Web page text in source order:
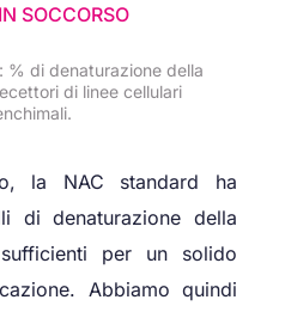
SOCCORSO
% di denaturazione della
di linee cellulari
la NAC standard ha
di denaturazione della
per un solido
Abbiamo quindi